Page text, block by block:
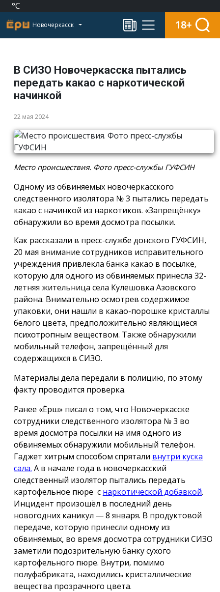
°C
Новочеркасск 18+
В СИЗО Новочеркасска пытались
передать какао с наркотической
начинкой
22 мая 2024
Место происшествия. Фото пресс-службы ГУФСИН
Одному из обвиняемых новочеркасского
следственного изолятора № 3 пытались передать
какао с начинкой из наркотиков. «Запрещёнку»
обнаружили во время досмотра посылки.
Как рассказали в пресс-службе донского ГУФСИН,
20 мая внимание сотрудников исправительного
учреждения привлекла банка какао в посылке,
которую для одного из обвиняемых принесла 32-
летняя жительница села Кулешовка Азовского
района. Внимательно осмотрев содержимое
упаковки, они нашли в какао-порошке кристаллы
белого цвета, предположительно являющиеся
психотропным веществом. Также обнаружили
мобильный телефон, запрещённый для
содержащихся в СИЗО.
Материалы дела передали в полицию, по этому
факту проводится проверка.
Ранее «Ёрш» писал о том, что Новочеркасске
сотрудники следственного изолятора № 3 во
время досмотра посылки на имя одного из
обвиняемых обнаружили мобильный телефон.
Гаджет хитрым способом спрятали внутри куска
сала. А в начале года в новочеркасский
следственный изолятор пытались передать
картофельное пюре с наркотической добавкой.
Инцидент произошёл в последний день
новогодних каникул — 8 января. В продуктовой
передаче, которую принесли одному из
обвиняемых, во время досмотра сотрудники СИЗО
заметили подозрительную банку сухого
картофельного пюре. Внутри, помимо
полуфабриката, находились кристаллические
вещества прозрачного цвета.